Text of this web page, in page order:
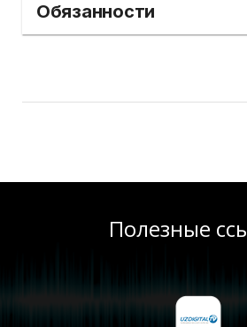
Обязанности
Полезные